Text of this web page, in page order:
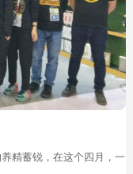
精蓄锐，在这个四月，一